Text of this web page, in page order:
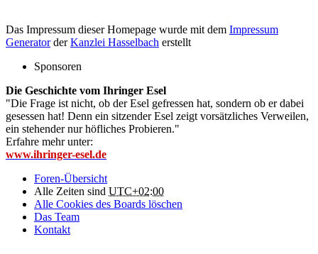
Das Impressum dieser Homepage wurde mit dem Impressum
GeneratorderKanzlei Hasselbach erstellt
Sponsoren
Die Geschichte vom Ihringer Esel
"Die Frage ist nicht, ob der Esel gefressen hat, sondern ob er dabei
gesessen hat! Denn ein sitzender Esel zeigt vorsätzliches Verweilen,
ein stehender nur höfliches Probieren."
Erfahre mehr unter:
www.ihringer-esel.de
Foren-Übersicht
Alle Zeiten sind UTC+02:00
Alle Cookies des Boards löschen
Das Team
Kontakt